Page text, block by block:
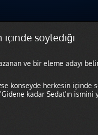
içinde söylediği
ve bir eleme adayı
konseyde herkesin içinde
kadar Sedat'ın ismini